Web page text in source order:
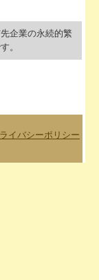
企業の永続的繁
。
イバシーポリシー